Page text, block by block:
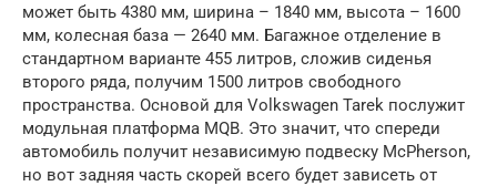
может быть 4380 мм, ширина – 1840 мм, высота – 1600
мм, колесная база — 2640 мм. Багажное отделение в
стандартном варианте 455 литров, сложив сиденья
второго ряда, получим 1500 литров свободного
пространства. Основой для Volkswagen Tarek послужит
модульная платформа MQB. Это значит, что спереди
автомобиль получит независимую подвеску McPherson,
но вот задняя часть скорей всего будет зависеть от